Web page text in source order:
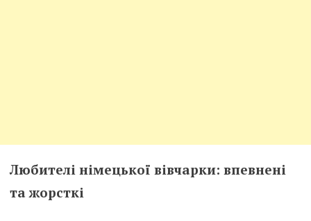
Любителі німецької вівчарки: впевнені
та жорсткі